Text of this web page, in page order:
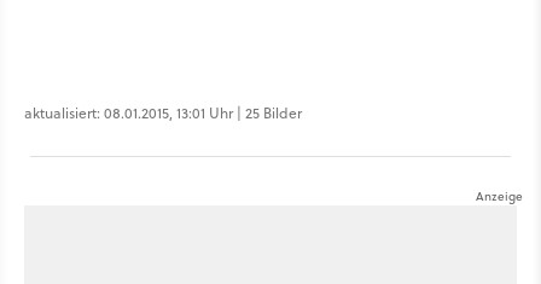
aktualisiert: 08.01.2015, 13:01 Uhr | 25 Bilder